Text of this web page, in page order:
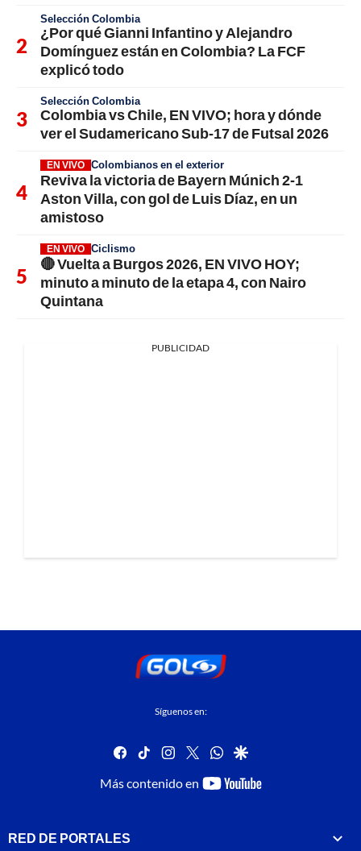
Selección Colombia
¿Por qué Gianni Infantino y Alejandro
Domínguez están en Colombia? La FCF
explicó todo
Selección Colombia
Colombia vs Chile, EN VIVO; hora y dónde
ver el Sudamericano Sub-17 de Futsal 2026
EN VIVO Colombianos en el exterior
Reviva la victoria de Bayern Múnich 2-1
Aston Villa, con gol de Luis Díaz, en un
amistoso
EN VIVO Ciclismo
🔴 Vuelta a Burgos 2026, EN VIVO HOY;
minuto a minuto de la etapa 4, con Nairo
Quintana
PUBLICIDAD
Síguenos en:
facebook
tiktok instagram
twitterwhatsapp
google
Más contenido en
youtube-
RED DE PORTALES